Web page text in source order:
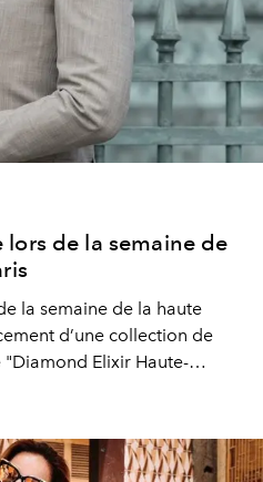
lors de la semaine de
la semaine de la haute
d’une collection de
Elixir Haute-
l'éternité du diamant. La
couture NEREIDES, fondée
Giamundo de Bourbon à
présente sa collection de